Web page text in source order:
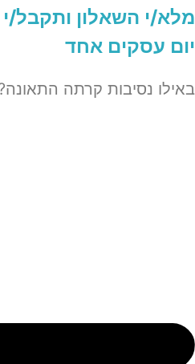
מלא/י השאלון ותקבל/
יום עסקים אחד
באילו נסיבות קרתה